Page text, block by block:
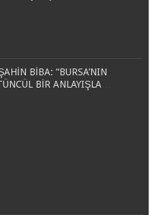
BİBA: “BURSA’NIN
BİR ANLAYIŞLA